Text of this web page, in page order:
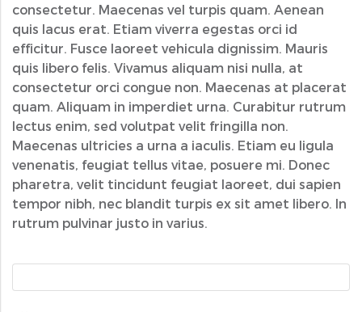
consectetur. Maecenas vel turpis quam. Aenean
quis lacus erat. Etiam viverra egestas orci id
efficitur. Fusce laoreet vehicula dignissim. Mauris
quis libero felis. Vivamus aliquam nisi nulla, at
consectetur orci congue non. Maecenas at placerat
quam. Aliquam in imperdiet urna. Curabitur rutrum
lectus enim, sed volutpat velit fringilla non.
Maecenas ultricies a urna a iaculis. Etiam eu ligula
venenatis, feugiat tellus vitae, posuere mi. Donec
pharetra, velit tincidunt feugiat laoreet, dui sapien
tempor nibh, nec blandit turpis ex sit amet libero. In
rutrum pulvinar justo in varius.